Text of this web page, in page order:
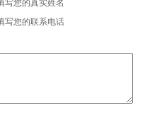
写您的真实姓名
写您的联系电话